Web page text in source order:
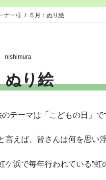
ナー様 ５月：ぬり絵
nishimura
ぬり絵
テーマは「こどもの日」で
言えば、皆さんは何を思い
ケ浜で毎年行われている”虹